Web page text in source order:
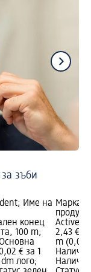
зъби
Име на
конец
100 m;
€ за 1
лого;
Марка:
Active+,
2,43 €;
m (0,05